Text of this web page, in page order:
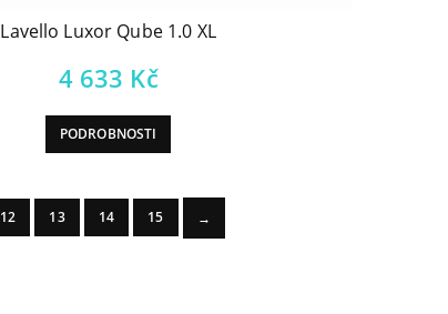
Lavello Luxor Qube 1.0 XL
4 633 Kč
PODROBNOSTI
12 13 14 15 →